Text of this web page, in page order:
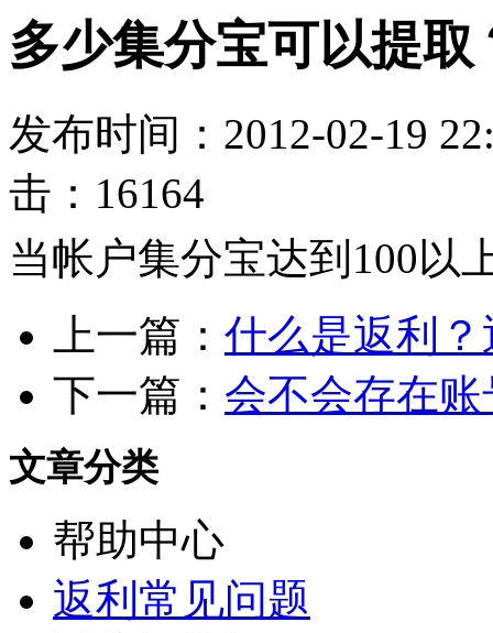
多少集分宝可以提取
发布时间：2012-02-19
击：16164
当帐户集分宝达到100以
上一篇： 什么是返利
下一篇： 会不会存在
文章分类
帮助中心
返利常见问题